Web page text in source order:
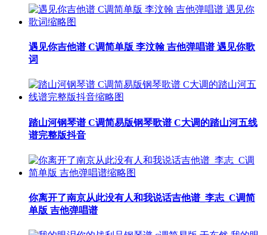
遇见你吉他谱 C调简单版 李汶翰 吉他弹唱谱 遇见你歌
词
踏山河钢琴谱 C调简易版钢琴歌谱 C大调的踏山河五线
谱完整版抖音
你离开了南京从此没有人和我说话吉他谱_李志_C调简
单版 吉他弹唱谱